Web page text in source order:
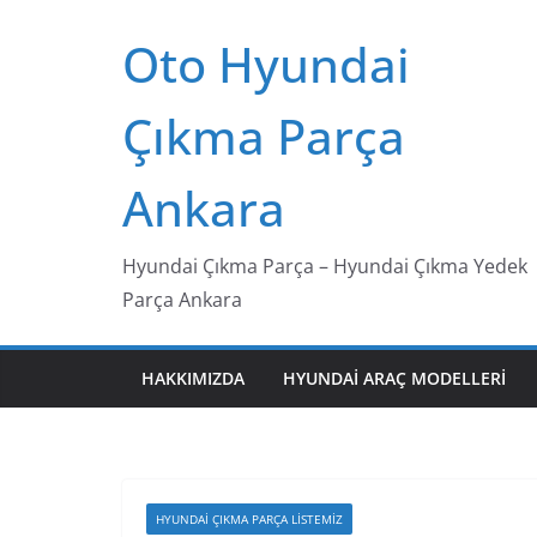
Oto Hyundai
Çıkma Parça
Ankara
Hyundai Çıkma Parça – Hyundai Çıkma Yedek
Parça Ankara
HAKKIMIZDA HYUNDAI ARAÇ MODELLERI
HYUNDAI ÇIKMA PARÇA LISTEMIZ